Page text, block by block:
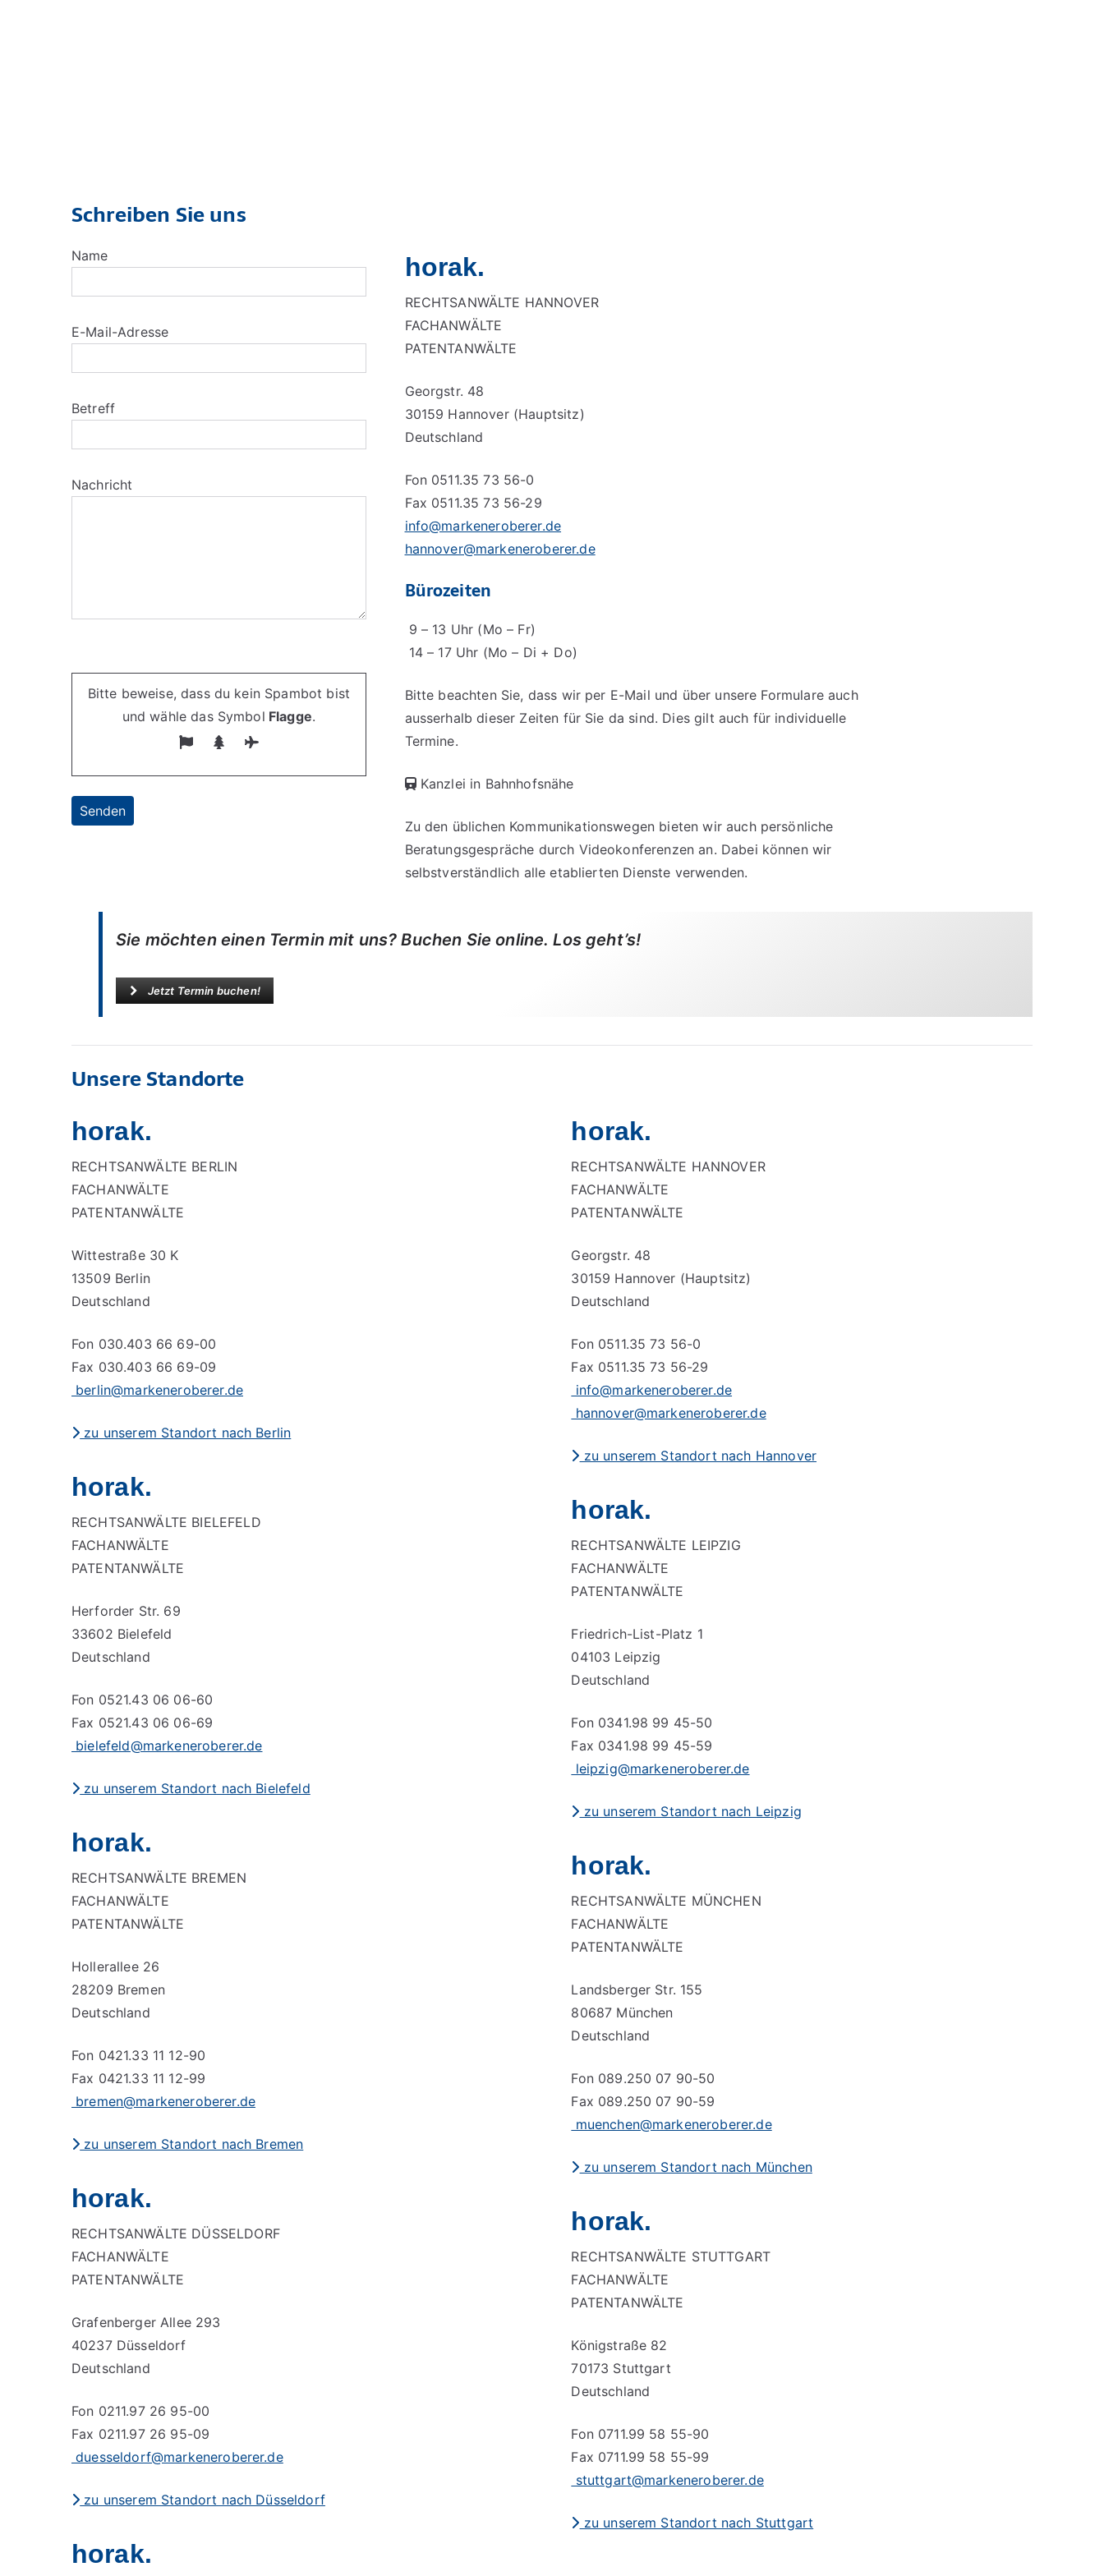
Schreiben Sie uns
Name
Bitte lasse dieses Feld leer.
E-Mail-Adresse
Betreff
Nachricht
Bitte beweise, dass du kein Spambot bist
und wähle das Symbol Flagge.
horak.
RECHTSANWÄLTE HANNOVER
FACHANWÄLTE
PATENTANWÄLTE
Georgstr. 48
30159 Hannover (Hauptsitz)
Deutschland
Fon 0511.35 73 56-0
Fax 0511.35 73 56-29
info@markeneroberer.de
hannover@markeneroberer.de
Bürozeiten
9 – 13 Uhr (Mo – Fr)
14 – 17 Uhr (Mo – Di + Do)
Bitte beachten Sie, dass wir per E-Mail und über unsere Formulare auch
ausserhalb dieser Zeiten für Sie da sind. Dies gilt auch für individuelle
Termine.
Kanzlei in Bahnhofsnähe
Zu den üblichen Kommunikationswegen bieten wir auch persönliche
Beratungsgespräche durch Videokonferenzen an. Dabei können wir
selbstverständlich alle etablierten Dienste verwenden.
Sie möchten einen Termin mit uns? Buchen Sie online. Los geht’s!
Jetzt Termin buchen!
Unsere Standorte
horak.
RECHTSANWÄLTE BERLIN
FACHANWÄLTE
PATENTANWÄLTE
Wittestraße 30 K
13509 Berlin
Deutschland
Fon 030.403 66 69-00
Fax 030.403 66 69-09
berlin@markeneroberer.de
zu unserem Standort nach Berlin
horak.
RECHTSANWÄLTE BIELEFELD
FACHANWÄLTE
PATENTANWÄLTE
Herforder Str. 69
33602 Bielefeld
Deutschland
Fon 0521.43 06 06-60
Fax 0521.43 06 06-69
bielefeld@markeneroberer.de
zu unserem Standort nach Bielefeld
horak.
RECHTSANWÄLTE BREMEN
FACHANWÄLTE
PATENTANWÄLTE
Hollerallee 26
28209 Bremen
Deutschland
Fon 0421.33 11 12-90
Fax 0421.33 11 12-99
bremen@markeneroberer.de
zu unserem Standort nach Bremen
horak.
RECHTSANWÄLTE DÜSSELDORF
FACHANWÄLTE
PATENTANWÄLTE
Grafenberger Allee 293
40237 Düsseldorf
Deutschland
Fon 0211.97 26 95-00
Fax 0211.97 26 95-09
duesseldorf@markeneroberer.de
zu unserem Standort nach Düsseldorf
horak.
horak.
RECHTSANWÄLTE HANNOVER
FACHANWÄLTE
PATENTANWÄLTE
Georgstr. 48
30159 Hannover (Hauptsitz)
Deutschland
Fon 0511.35 73 56-0
Fax 0511.35 73 56-29
info@markeneroberer.de
hannover@markeneroberer.de
zu unserem Standort nach Hannover
horak.
RECHTSANWÄLTE LEIPZIG
FACHANWÄLTE
PATENTANWÄLTE
Friedrich-List-Platz 1
04103 Leipzig
Deutschland
Fon 0341.98 99 45-50
Fax 0341.98 99 45-59
leipzig@markeneroberer.de
zu unserem Standort nach Leipzig
horak.
RECHTSANWÄLTE MÜNCHEN
FACHANWÄLTE
PATENTANWÄLTE
Landsberger Str. 155
80687 München
Deutschland
Fon 089.250 07 90-50
Fax 089.250 07 90-59
muenchen@markeneroberer.de
zu unserem Standort nach München
horak.
RECHTSANWÄLTE STUTTGART
FACHANWÄLTE
PATENTANWÄLTE
Königstraße 82
70173 Stuttgart
Deutschland
Fon 0711.99 58 55-90
Fax 0711.99 58 55-99
stuttgart@markeneroberer.de
zu unserem Standort nach Stuttgart